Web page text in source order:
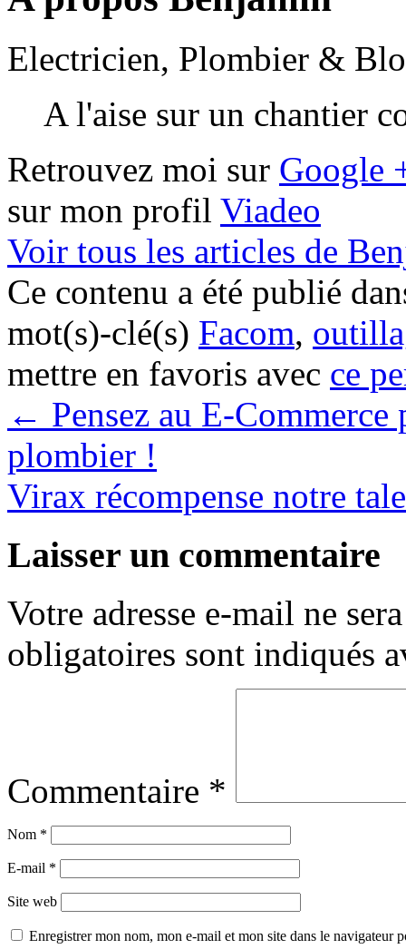
Electricien, Plombier &
A l'aise sur un chantier
Retrouvez moi sur Google
sur mon profil Viadeo
Voir tous les articles de
Ce contenu a été publié
mot(s)-clé(s) Facom,
mettre en favoris avec ce
← Pensez au E-
plombier !
Virax récompense notre
Laisser un commentaire
Votre adresse e-mail ne
obligatoires sont indiqués
Commentaire *
Nom *
E-mail *
Site web
Enregistrer mon nom, mon e-mail et mon site dans le navigateur